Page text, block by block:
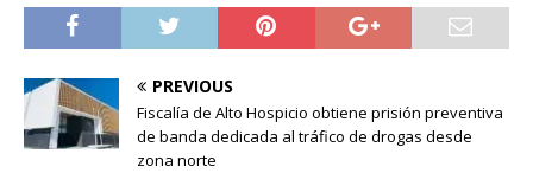
PREVIOUS
Fiscalía de Alto Hospicio obtiene prisión preventiva
de banda dedicada al tráfico de drogas desde
zona norte